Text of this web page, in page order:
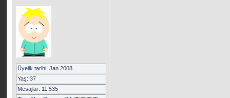
Üyelik tarihi: Jan 2008
Yaş: 37
Mesajlar: 11.535